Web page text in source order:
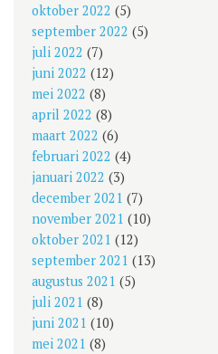
oktober 2022 (5)
september 2022 (5)
juli 2022 (7)
juni 2022 (12)
mei 2022 (8)
april 2022 (8)
maart 2022 (6)
februari 2022 (4)
januari 2022 (3)
december 2021 (7)
november 2021 (10)
oktober 2021 (12)
september 2021 (13)
augustus 2021 (5)
juli 2021 (8)
juni 2021 (10)
mei 2021 (8)